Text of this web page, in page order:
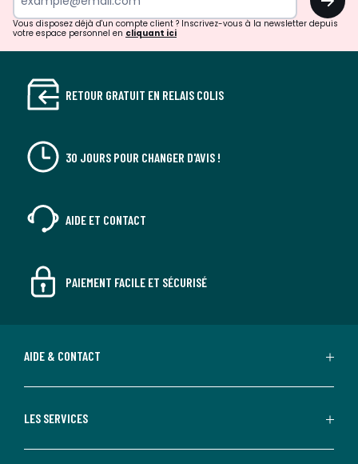
Vous disposez déjà d'un compte client ? Inscrivez-vous à la newsletter depuis
votre espace personnel en cliquant ici
RETOUR GRATUIT EN RELAIS COLIS
30 JOURS POUR CHANGER D'AVIS !
AIDE ET CONTACT
PAIEMENT FACILE ET SÉCURISÉ
AIDE & CONTACT
LES SERVICES